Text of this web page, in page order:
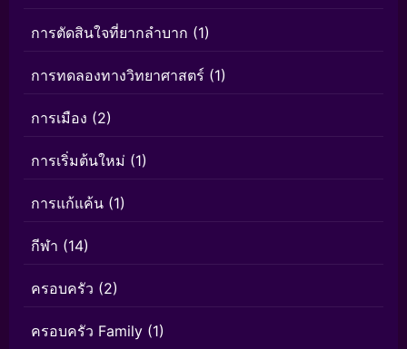
การตัดสินใจที่ยากลำบาก (1)
การทดลองทางวิทยาศาสตร์ (1)
การเมือง (2)
การเริ่มต้นใหม่ (1)
การแก้แค้น (1)
กีฬา (14)
ครอบครัว (2)
ครอบครัว Family (1)